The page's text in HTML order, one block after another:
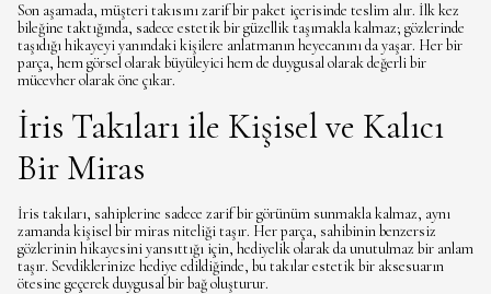
Son aşamada, müşteri takısını zarif bir paket içerisinde teslim alır. İlk kez
bileğine taktığında, sadece estetik bir güzellik taşımakla kalmaz; gözlerinde
taşıdığı hikayeyi yanındaki kişilere anlatmanın heyecanını da yaşar. Her bir
parça, hem görsel olarak büyüleyici hem de duygusal olarak değerli bir
mücevher olarak öne çıkar.
İris Takıları ile Kişisel ve Kalıcı
Bir Miras
İris takıları, sahiplerine sadece zarif bir görünüm sunmakla kalmaz, aynı
zamanda kişisel bir miras niteliği taşır. Her parça, sahibinin benzersiz
gözlerinin hikayesini yansıttığı için, hediyelik olarak da unutulmaz bir anlam
taşır. Sevdiklerinize hediye edildiğinde, bu takılar estetik bir aksesuarın
ötesine geçerek duygusal bir bağ oluşturur.